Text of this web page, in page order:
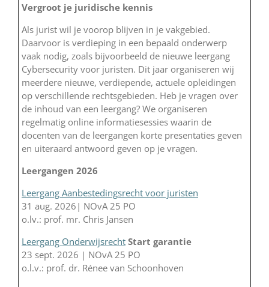
Vergroot je juridische kennis
Als jurist wil je voorop blijven in je vakgebied.
Daarvoor is verdieping in een bepaald onderwerp
vaak nodig, zoals bijvoorbeeld de nieuwe leergang
Cybersecurity voor juristen. Dit jaar organiseren wij
meerdere nieuwe, verdiepende, actuele opleidingen
op verschillende rechtsgebieden. Heb je vragen over
de inhoud van een leergang? We organiseren
regelmatig online informatiesessies waarin de
docenten van de leergangen korte presentaties geven
en uiteraard antwoord geven op je vragen.
Leergangen 2026
Leergang Aanbestedingsrecht voor juristen
31 aug. 2026| NOvA 25 PO
o.lv.: prof. mr. Chris Jansen
Leergang Onderwijsrecht Start garantie
23 sept. 2026 | NOvA 25 PO
o.l.v.: prof. dr. Rénee van Schoonhoven